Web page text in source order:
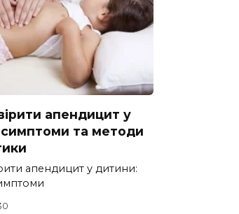
апендицит у
та методи
апендицит у дитини: